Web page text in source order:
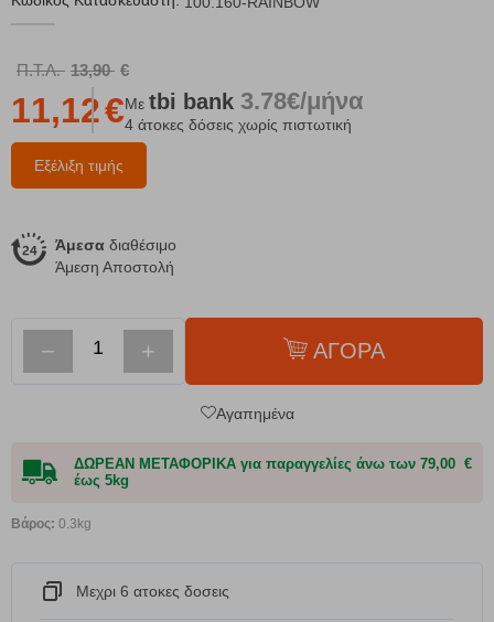
Π.Τ.Λ. 13,90 €
Εξέλιξη τιμής
11,12€Με tbi bank 3.78€/μήνα
4 άτοκες δόσεις χωρίς πιστωτική
Άμεσα διαθέσιμο
Άμεση Αποστολή
− + ΑΓΟΡΑ
Αγαπημένα
ΔΩΡΕΑΝ ΜΕΤΑΦΟΡΙΚΑ για παραγγελίες άνω των 79,00 €
έως 5kg
Βάρος: 0.3kg
Μεχρι 6 ατοκες δοσεις